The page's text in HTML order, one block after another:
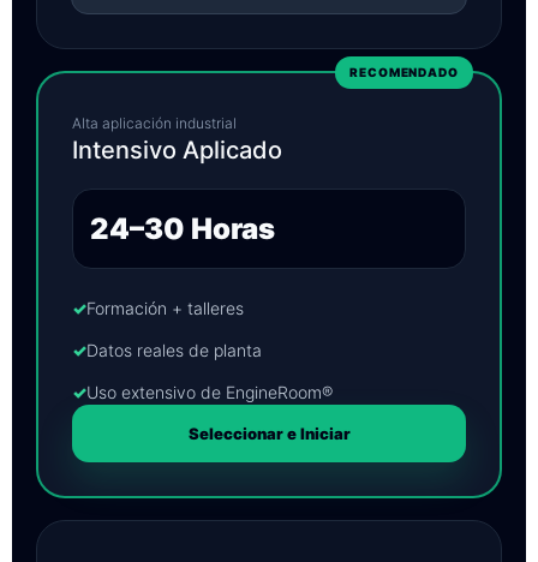
RECOMENDADO
Alta aplicación industrial
Intensivo Aplicado
24–30 Horas
✓Formación + talleres
✓Datos reales de planta
✓Uso extensivo de EngineRoom®
Seleccionar e Iniciar